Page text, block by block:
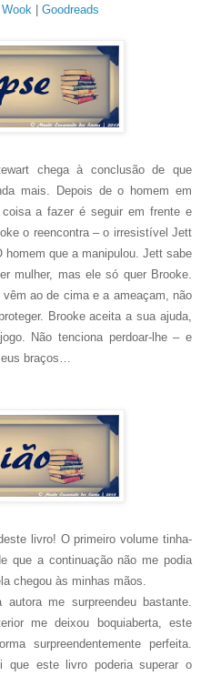
Wook Goodreads
chega à conclusão de que
mais. Depois de o homem em
a fazer é seguir em frente e
o reencontra – o irresistível Jett
homem que a manipulou. Jett sabe
mulher, mas ele só quer Brooke.
ao de cima e a ameaçam, não
Brooke aceita a sua ajuda,
Não tenciona perdoar-lhe – e
braços…
livro! O primeiro volume tinha-
que a continuação não me podia
chegou às minhas mãos.
me surpreendeu bastante.
me deixou boquiaberta, este
surpreendentemente perfeita.
que este livro poderia superar o